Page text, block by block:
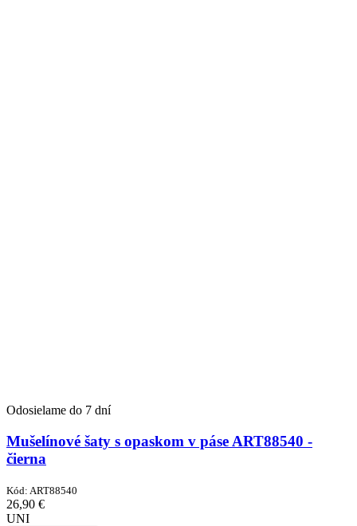
Odosielame do 7 dní
Mušelínové šaty s opaskom v páse ART88540 -
čierna
Kód: ART88540
26,90 €
UNI